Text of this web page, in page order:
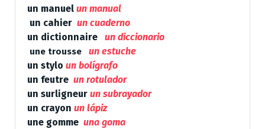
un manuel un manual
un cahier un cuaderno
un dictionnaire
un diccionario
une trousse
un estuche
un stylo un bolígrafo
un feutre un rotulador
un surligneur un subrayador
un crayon un lápiz
une gomme una goma